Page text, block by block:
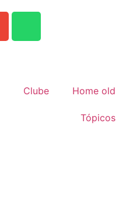
Clube Home old
Tópicos